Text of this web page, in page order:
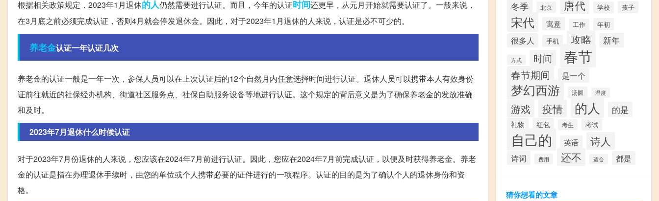
根据相关政策规定，2023年1月退休的人仍然需要进行认证。而且，今年的认证时间还更早，从元月开始就需要认证了。一般来说，
在3月底之前必须完成认证，否则4月就会停发退休金。因此，对于2023年1月退休的人来说，认证是必不可少的。
养老金认证一年认证几次
养老金的认证一般是一年一次，参保人员可以在上次认证后的12个自然月内任意选择时间进行认证。退休人员可以携带本人有效身份
证前往就近的社保经办机构、街道社区服务点、社保自助服务设备等地进行认证。这个规定的背后意义是为了确保养老金的发放准确
和及时。
2023年7月退休什么时候认证
对于2023年7月份退休的人来说，您应该在2024年7月前进行认证。因此，您应在2024年7月前完成认证，以便及时获得养老金。养老
金的认证是指在办理退休手续时，由您的单位或个人携带必要的证件进行的一项程序。认证的目的是为了确认个人的退休身份和资
格。
冬季 北京 唐代 学校 孩子
宋代 寓意 工作 年初
很多人 手机 攻略 新年
方式 时间 春节
春节期间 是一个
梦幻西游 汤圆 温度
游戏 疫情 的人 的是
礼物 红包 考生 考试
自己的 英语 诗人
诗词 费用 还不 适合 都是
猜你想看的文章